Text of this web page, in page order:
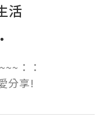
活
：：
分享!